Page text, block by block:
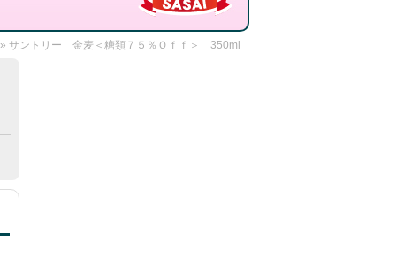
» サントリー 金麦＜糖類７５％Ｏｆｆ＞ 350ml